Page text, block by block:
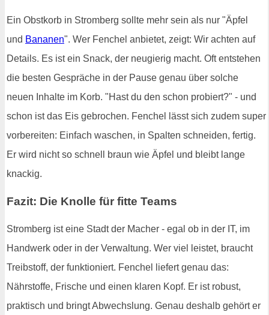
Ein Obstkorb in Stromberg sollte mehr sein als nur "Äpfel
und Bananen". Wer Fenchel anbietet, zeigt: Wir achten auf
Details. Es ist ein Snack, der neugierig macht. Oft entstehen
die besten Gespräche in der Pause genau über solche
neuen Inhalte im Korb. "Hast du den schon probiert?" - und
schon ist das Eis gebrochen. Fenchel lässt sich zudem super
vorbereiten: Einfach waschen, in Spalten schneiden, fertig.
Er wird nicht so schnell braun wie Äpfel und bleibt lange
knackig.
Fazit: Die Knolle für fitte Teams
Stromberg ist eine Stadt der Macher - egal ob in der IT, im
Handwerk oder in der Verwaltung. Wer viel leistet, braucht
Treibstoff, der funktioniert. Fenchel liefert genau das:
Nährstoffe, Frische und einen klaren Kopf. Er ist robust,
praktisch und bringt Abwechslung. Genau deshalb gehört er